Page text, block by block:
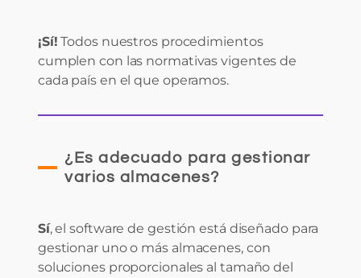
¡Sí! Todos nuestros procedimientos
cumplen con las normativas vigentes de
cada país en el que operamos.
¿Es adecuado para gestionar
varios almacenes?
Sí, el software de gestión está diseñado para
gestionar uno o más almacenes, con
soluciones proporcionales al tamaño del